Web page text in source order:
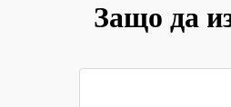
Защо да